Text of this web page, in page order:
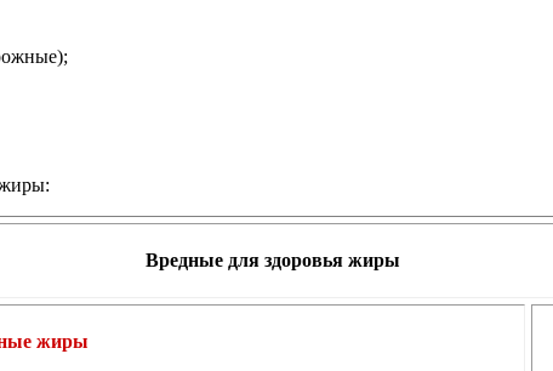
Вредные для здоровья жиры
жиры